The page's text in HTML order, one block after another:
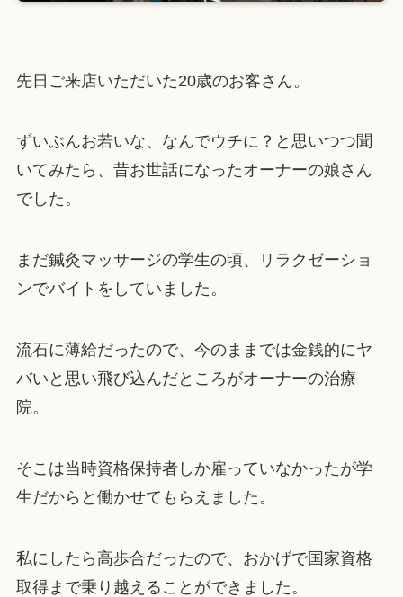
先日ご来店いただいた20歳のお客さん。
ずいぶんお若いな、なんでウチに？と思いつつ聞
いてみたら、昔お世話になったオーナーの娘さん
でした。
まだ鍼灸マッサージの学生の頃、リラクゼーショ
ンでバイトをしていました。
流石に薄給だったので、今のままでは金銭的にヤ
バいと思い飛び込んだところがオーナーの治療
院。
そこは当時資格保持者しか雇っていなかったが学
生だからと働かせてもらえました。
私にしたら高歩合だったので、おかげで国家資格
取得まで乗り越えることができました。